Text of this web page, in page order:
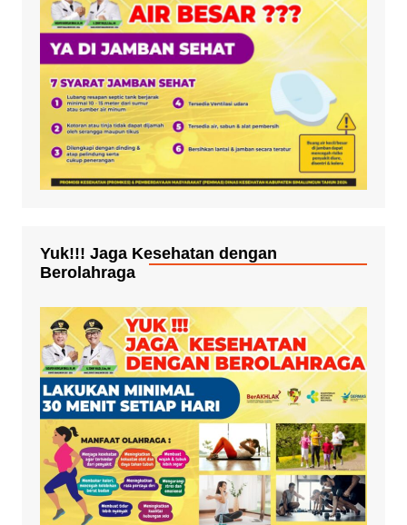
Yuk!!! Jaga Kesehatan dengan
Berolahraga